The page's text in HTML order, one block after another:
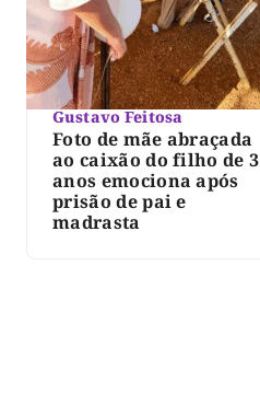
Gustavo Feitosa
Foto de mãe abraçada
ao caixão do filho de 3
anos emociona após
prisão de pai e
madrasta